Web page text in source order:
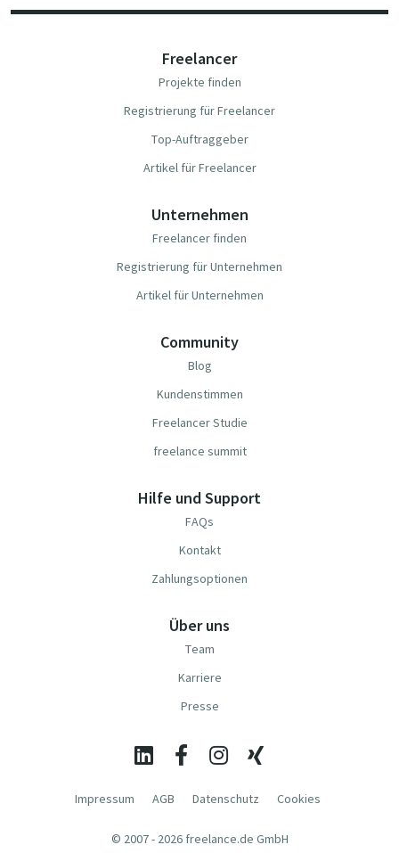
Freelancer
Projekte finden
Registrierung für Freelancer
Top-Auftraggeber
Artikel für Freelancer
Unternehmen
Freelancer finden
Registrierung für Unternehmen
Artikel für Unternehmen
Community
Blog
Kundenstimmen
Freelancer Studie
freelance summit
Hilfe und Support
FAQs
Kontakt
Zahlungsoptionen
Über uns
Team
Karriere
Presse
Impressum AGB Datenschutz Cookies
© 2007 - 2026 freelance.de GmbH